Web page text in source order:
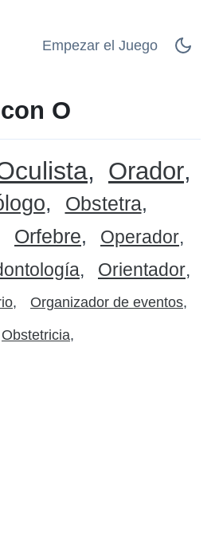
Empezar el Juego
O
Orador
Obstetra
Orfebre
Operador
Orientador
Organizador de eventos
Obstetricia